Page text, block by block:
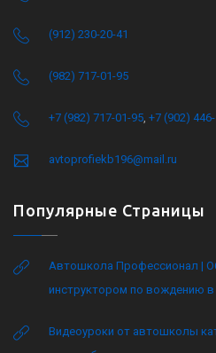
(912) 230-20-41
(982) 717-01-95
+7 (982) 717-01-95 +7 (902)
avtoprofiekb196@mail.ru
Популярные Страницы
Автошкола Профессионал |
инструктором по вождению в
Видеоуроки от автошколы